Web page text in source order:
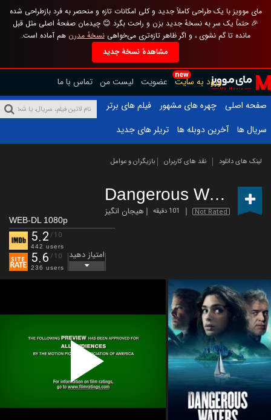
مای موویز با یک طراحی کاملاً جدید و کلی امکانات تازه و منحصر به فرد بازطراحی شده
🎉 حتماً یک سر به نسخهٔ جدید بزن و راحت بگرد 😊 چیدمان صفحهٔ اصلی مثل قبل
مانده تا گم نشوی ، و اگر ظاهر تازه‌تری می‌خواهینسخهٔ مدرن هم آماده است.
مشاهدهٔ نسخهٔ جدید
new
ورود به سایت عضویت لیست من تماس با ما
صفحه اصلی
چهره های مشهور
فیلم های برتر
سریال ها
آخرین دوبله ها تریلر های جدید
لینک های دانلود نقد های کاربران بازیگران و عوامل
Dangerous Waters
Not Rated 101 دقیقه هیجان انگیز
WEB-DL 1080p
5.2 /10
442 users
5.6 /10
236 users
امتیاز دهید
Play